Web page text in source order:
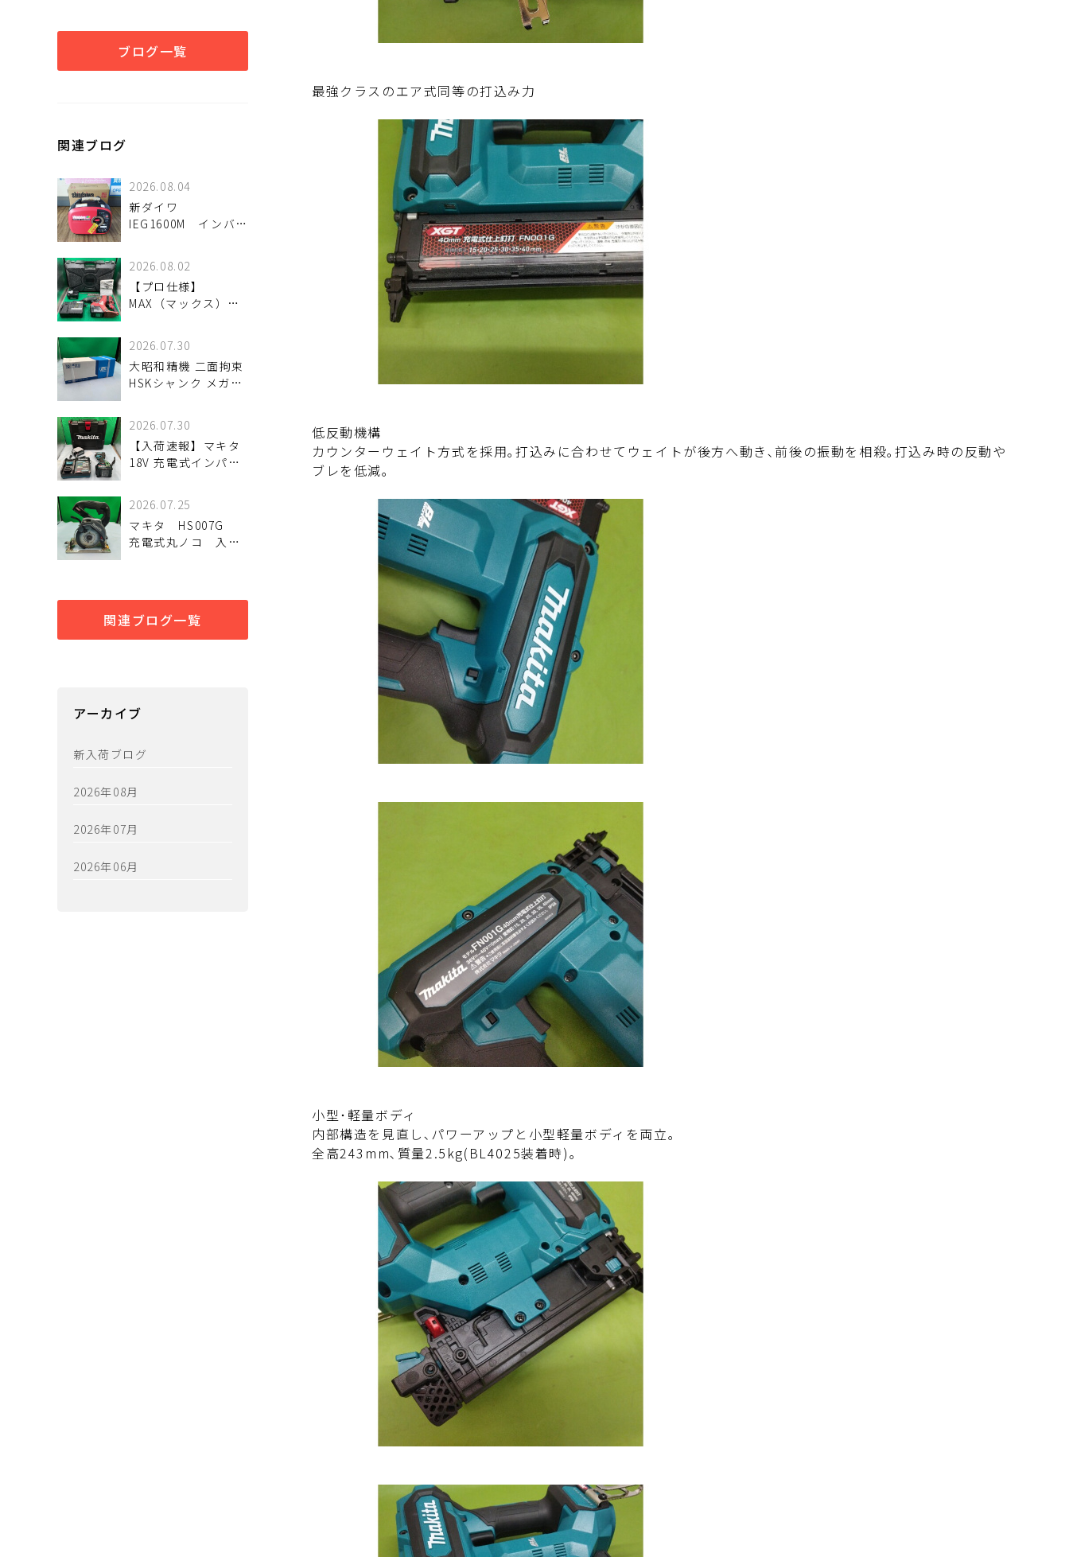
ブログ一覧
関連ブログ
2026.08.04
新ダイワ
IEG1600M インバー
2026.08.02
【プロ仕様】
MAX（マックス）
R266」が入荷。優れ
た穿孔スピードとタ
フなスタミナを検証
解説
2026.07.30
大昭和精機 二面拘束
HSKシャンク メガニ
120 が
2026.07.30
【入荷速報】マキタ
18V 充電式インパク
品
2026.07.25
マキタ HS007G
充電式丸ノコ 入荷
関連ブログ一覧
アーカイブ
新入荷ブログ
2026年08月
2026年07月
2026年06月
最強クラスのエア式同等の打込み力
低反動機構
カウンターウェイト方式を採用｡打込みに合わせてウェイトが後方へ動き､前後の振動を相殺｡打込み時の反動や
ブレを低減｡
小型･軽量ボディ
内部構造を見直し､パワーアップと小型軽量ボディを両立｡
全高243mm､質量2.5kg(BL4025装着時)｡